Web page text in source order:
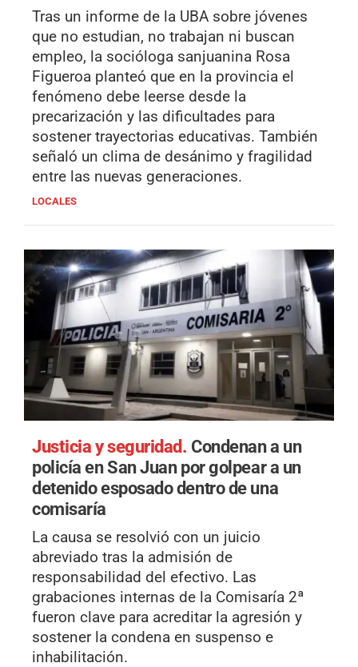
Tras un informe de la UBA sobre jóvenes
que no estudian, no trabajan ni buscan
empleo, la socióloga sanjuanina Rosa
Figueroa planteó que en la provincia el
fenómeno debe leerse desde la
precarización y las dificultades para
sostener trayectorias educativas. También
señaló un clima de desánimo y fragilidad
entre las nuevas generaciones.
LOCALES
Justicia y seguridad. Condenan a un
policía en San Juan por golpear a un
detenido esposado dentro de una
comisaría
La causa se resolvió con un juicio
abreviado tras la admisión de
responsabilidad del efectivo. Las
grabaciones internas de la Comisaría 2ª
fueron clave para acreditar la agresión y
sostener la condena en suspenso e
inhabilitación.